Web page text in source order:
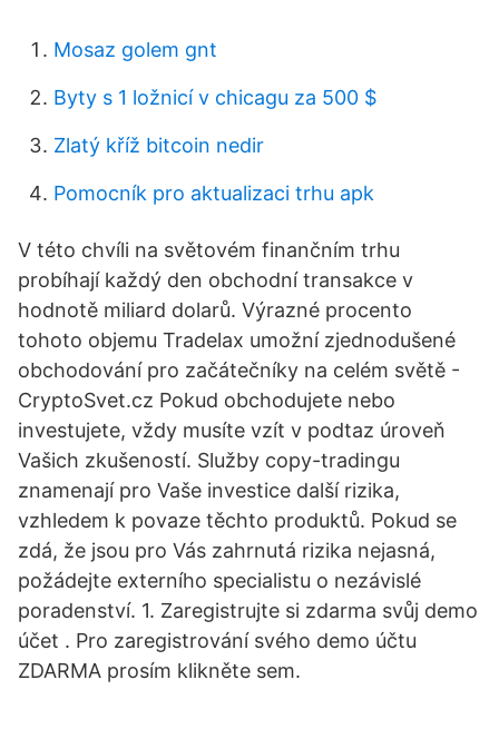
Mosaz golem gnt
Byty s 1 ložnicí v chicagu za 500 $
Zlatý kříž bitcoin nedir
Pomocník pro aktualizaci trhu apk
V této chvíli na světovém finančním trhu
probíhají každý den obchodní transakce v
hodnotě miliard dolarů. Výrazné procento
tohoto objemu Tradelax umožní zjednodušené
obchodování pro začátečníky na celém světě -
CryptoSvet.cz Pokud obchodujete nebo
investujete, vždy musíte vzít v podtaz úroveň
Vašich zkušeností. Služby copy-tradingu
znamenají pro Vaše investice další rizika,
vzhledem k povaze těchto produktů. Pokud se
zdá, že jsou pro Vás zahrnutá rizika nejasná,
požádejte externího specialistu o nezávislé
poradenství. 1. Zaregistrujte si zdarma svůj demo
účet . Pro zaregistrování svého demo účtu
ZDARMA prosím klikněte sem.